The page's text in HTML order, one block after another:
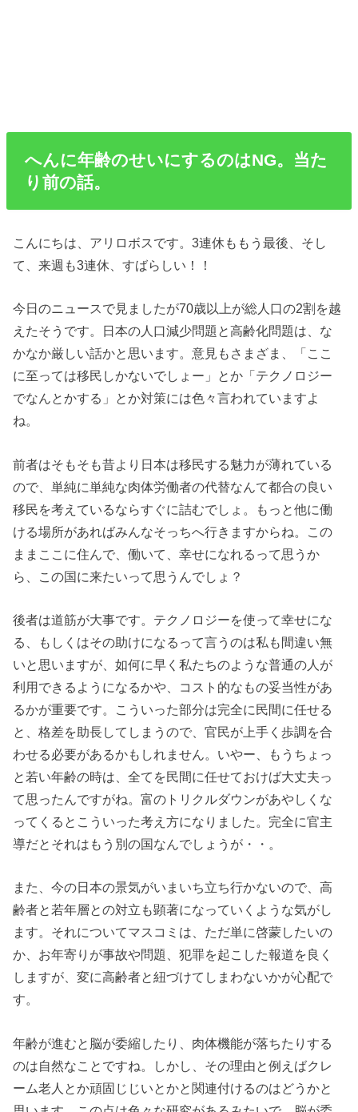
へんに年齢のせいにするのはNG。当た
り前の話。
こんにちは、アリロボスです。3連休ももう最後、そし
て、来週も3連休、すばらしい！！
今日のニュースで見ましたが70歳以上が総人口の2割を越
えたそうです。日本の人口減少問題と高齢化問題は、な
かなか厳しい話かと思います。意見もさまざま、「ここ
に至っては移民しかないでしょー」とか「テクノロジー
でなんとかする」とか対策には色々言われていますよ
ね。
前者はそもそも昔より日本は移民する魅力が薄れている
ので、単純に単純な肉体労働者の代替なんて都合の良い
移民を考えているならすぐに詰むでしょ。もっと他に働
ける場所があればみんなそっちへ行きますからね。この
ままここに住んで、働いて、幸せになれるって思うか
ら、この国に来たいって思うんでしょ？
後者は道筋が大事です。テクノロジーを使って幸せにな
る、もしくはその助けになるって言うのは私も間違い無
いと思いますが、如何に早く私たちのような普通の人が
利用できるようになるかや、コスト的なもの妥当性があ
るかが重要です。こういった部分は完全に民間に任せる
と、格差を助長してしまうので、官民が上手く歩調を合
わせる必要があるかもしれません。いやー、もうちょっ
と若い年齢の時は、全てを民間に任せておけば大丈夫っ
て思ったんですがね。富のトリクルダウンがあやしくな
ってくるとこういった考え方になりました。完全に官主
導だとそれはもう別の国なんでしょうが・・。
また、今の日本の景気がいまいち立ち行かないので、高
齢者と若年層との対立も顕著になっていくような気がし
ます。それについてマスコミは、ただ単に啓蒙したいの
か、お年寄りが事故や問題、犯罪を起こした報道を良く
しますが、変に高齢者と紐づけてしまわないかが心配で
す。
年齢が進むと脳が委縮したり、肉体機能が落ちたりする
のは自然なことですね。しかし、その理由と例えばクレ
ーム老人とか頑固じじいとかと関連付けるのはどうかと